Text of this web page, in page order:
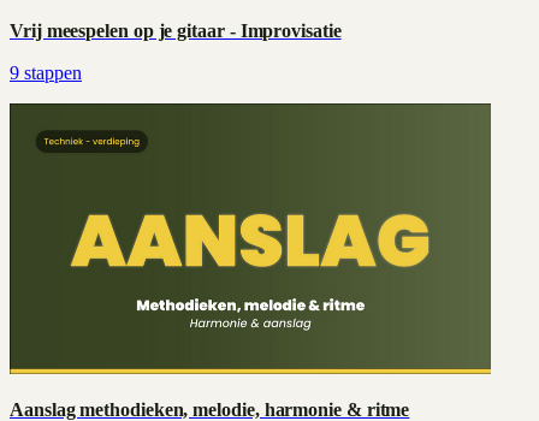
Vrij meespelen op je gitaar - Improvisatie
9 stappen
Aanslag methodieken, melodie, harmonie & ritme